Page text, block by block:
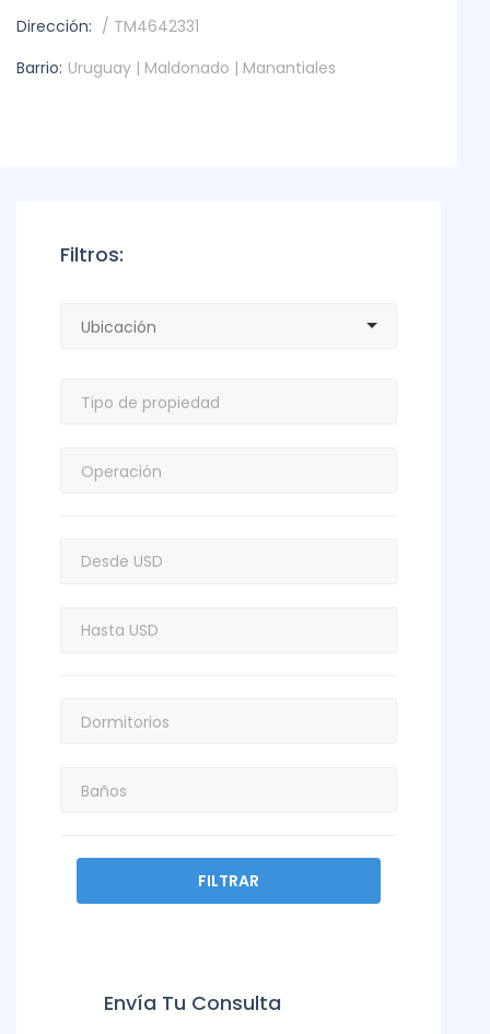
Dirección: / TM4642331
Barrio: Uruguay | Maldonado | Manantiales
Filtros:
FILTRAR
Envía Tu Consulta